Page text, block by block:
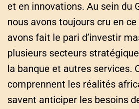
et en innovations. Au sein du
nous avons toujours cru en
avons fait le pari d’investir
plusieurs secteurs
la banque et autres services.
comprennent les réalités
savent anticiper les besoins